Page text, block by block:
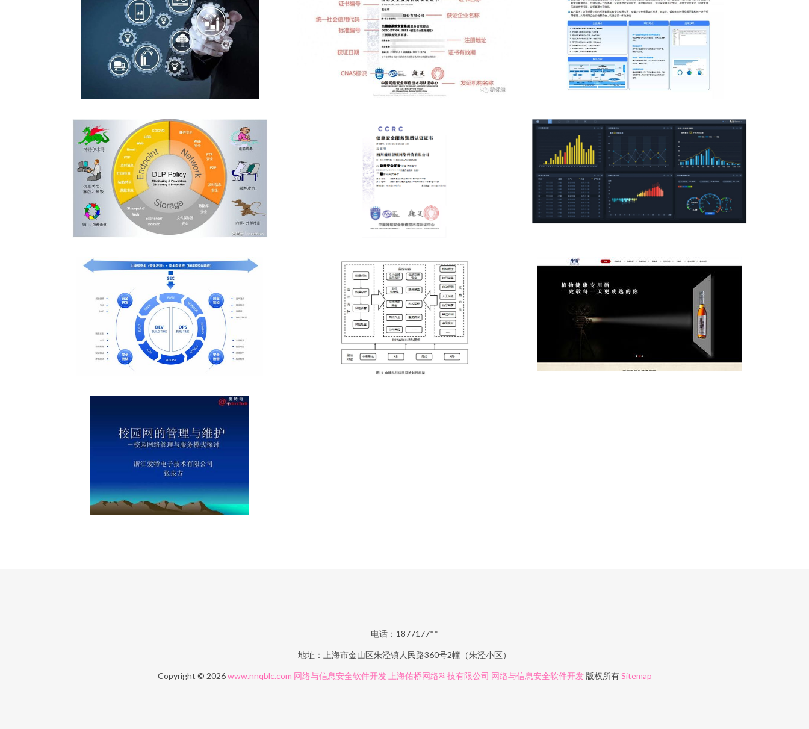
电话：1877177**
地址：上海市金山区朱泾镇人民路360号2幢（朱泾小区）
Copyright © 2026www.nnqblc.com 网络与信息安全软件开发 上海佑桥网络科技有限公司 网络与信息安全软件开发版权所有Sitemap